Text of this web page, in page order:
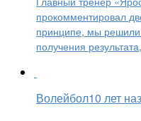
прокомментировал
принципе, мы решили
получения
Волейбол10 лет